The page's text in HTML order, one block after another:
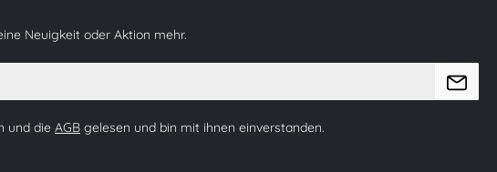
Neuigkeit oder Aktion mehr.
und die AGB gelesen und bin mit ihnen einverstanden.